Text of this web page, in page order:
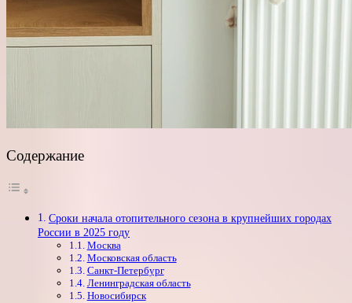
Содержание
Сроки начала отопительного сезона в крупнейших городах
России в 2025 году
Москва
Московская область
Санкт-Петербург
Ленинградская область
Новосибирск